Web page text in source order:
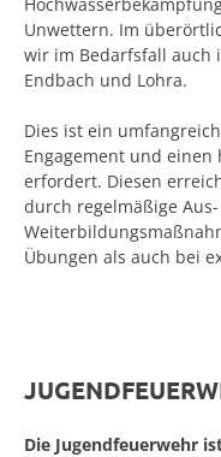
Unwettern. Im
wir im Bedarfsfall auch
Endbach und Lohra.
Dies ist ein
Engagement und
erfordert. Diesen
durch regelmäßige
Übungen als auch bei
Die Jugendfeuerwehr